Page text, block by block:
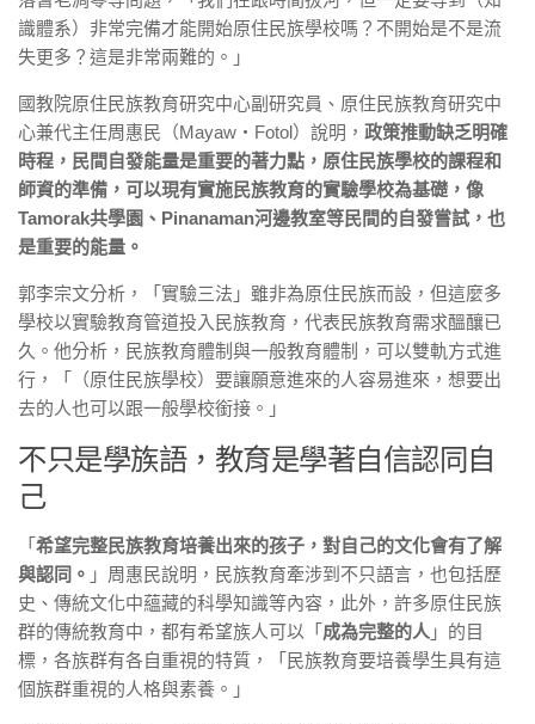
識體系）非常完備才能開始原住民族學校嗎？不開始是不是流
失更多？這是非常兩難的。」
國教院原住民族教育研究中心副研究員、原住民族教育研究中
心兼代主任周惠民（Mayaw・Fotol）說明， 政策推動缺乏明確
時程，民間自發能量是重要的著力點，原住民族學校的課程和
師資的準備，可以現有實施民族教育的實驗學校為基礎，像
Tamorak共學園、Pinanaman河邊教室等民間的自發嘗試，也
是重要的能量。
郭李宗文分析，「實驗三法」雖非為原住民族而設，但這麼多
學校以實驗教育管道投入民族教育，代表民族教育需求醞釀已
久。他分析，民族教育體制與一般教育體制，可以雙軌方式進
行，「（原住民族學校）要讓願意進來的人容易進來，想要出
去的人也可以跟一般學校銜接。」
不只是學族語，教育是學著自信認同自
己
「 希望完整民族教育培養出來的孩子，對自己的文化會有了解
與認同。 」周惠民說明，民族教育牽涉到不只語言，也包括歷
史、傳統文化中蘊藏的科學知識等內容，此外，許多原住民族
群的傳統教育中，都有希望族人可以「 成為完整的人 」的目
標，各族群有各自重視的特質，「民族教育要培養學生具有這
個族群重視的人格與素養。」